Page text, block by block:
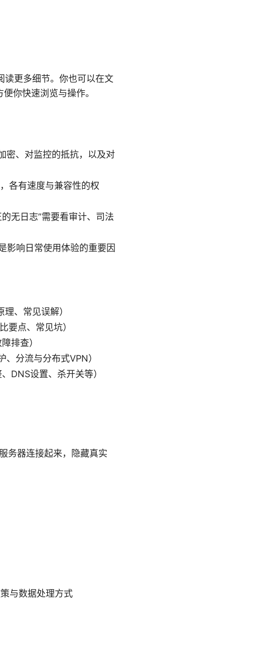
读更多细节。你也可以在文
你快速浏览与操作。
密、对监控的抵抗，以及对
各有速度与兼容性的权
无日志”需要看审计、司法
影响日常使用体验的重要因
、常见误解）
要点、常见坑）
排查）
分流与分布式VPN）
DNS设置、杀开关等）
务器连接起来，隐藏真实
与数据处理方式